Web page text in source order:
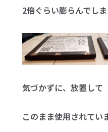
2倍ぐらい膨らんでし
気づかずに、放置して
このまま使用されてい